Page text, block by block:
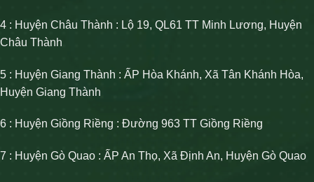
4 : Huyện Châu Thành : Lộ 19, QL61 TT Minh Lương, Huyện
Châu Thành
5 : Huyện Giang Thành : ẤP Hòa Khánh, Xã Tân Khánh Hòa,
Huyện Giang Thành
6 : Huyện Giồng Riềng : Đường 963 TT Giồng Riềng
7 : Huyện Gò Quao : ẤP An Thọ, Xã Định An, Huyện Gò Quao